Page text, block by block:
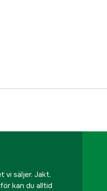
vi säljer. Jakt,
kan du alltid